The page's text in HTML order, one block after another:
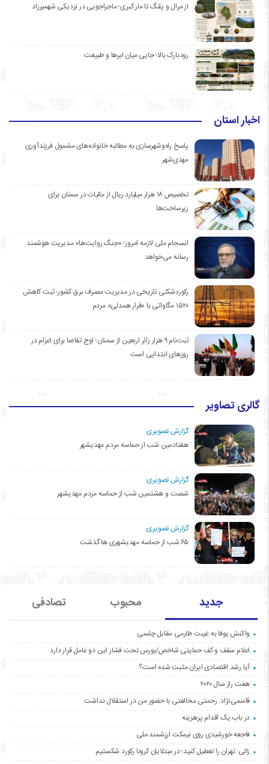
از مرال و پلنگ تا مار کبری؛ ماجراجویی در نزدیکی شهمیرزاد
رودبارک بالا؛ جایی میان ابرها و طبیعت
اخبار استان
پاسخ راه‌وشهرسازی به مطالبه خانواده‌های مشمول فرزندآوری
مهدی‌شهر
تخصیص ۱۸ هزار میلیارد ریال از مالیات در سمنان برای
زیرساخت‌ها
انسجام ملی لازمه امروز؛ «جنگ روایت‌ها» مدیریت هوشمند
رسانه می‌خواهد
رکوردشکنی تاریخی در مدیریت مصرف برق کشور؛ ثبت کاهش
۱۵۲۰ مگاواتی با «قرار همدلی» مردم
ثبت‌نام ۹ هزار زائر اربعین از سمنان؛ اوج تقاضا برای اعزام در
روزهای ابتدایی است
گالری تصاویر
گزارش تصویری:
هفتادمین شب از حماسه مردم مهدیشهر
گزارش تصویری:
شصت و هشتمین شب از حماسه مردم مهدیشهر
گزارش تصویری:
۶۵ شب از حماسه مهدیشهری ها گذشت
جدید محبوب تصادفی
واکنش یوفا به غیبت طارمی مقابل چلسی
اعلام سقف و کف حمایتی شاخص/بورس تحت فشار این دو عامل قرار دارد
آیا رشد اقتصادی ایران مثبت شده است؟
هفت راز سال ۲۰۲۰
قاسمی‌نژاد: رحمتی مخالفتی با حضور من در استقلال نداشت
در باب یک اقدام پرهزینه
فاجعه خورشیدی روی نیمکت ارزشمند ملی
زالی: تهران را تعطیل کنید؛ در مبتلایان کرونا رکورد شکستیم